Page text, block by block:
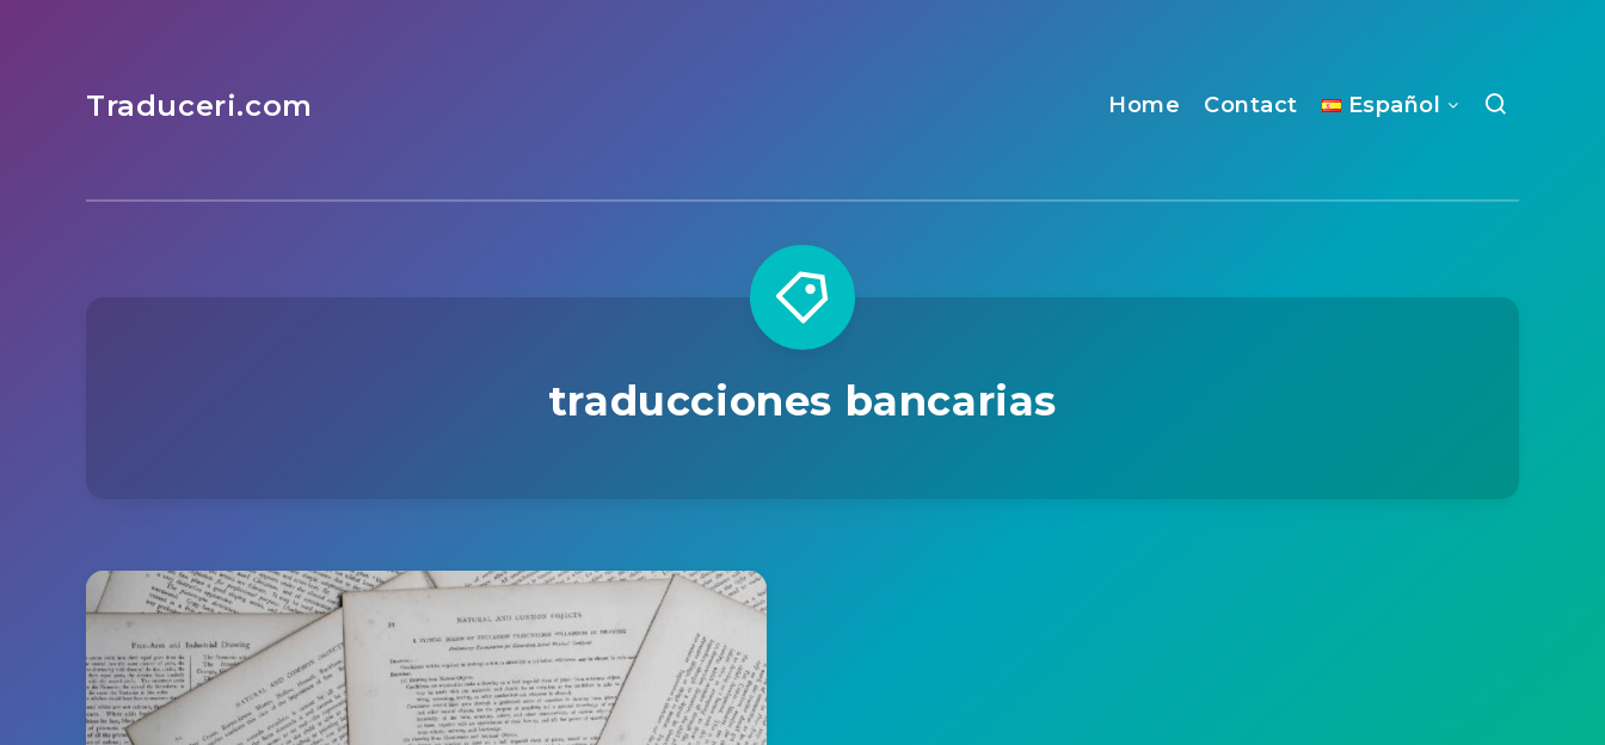
Traduceri.com Home Contact Español
traducciones bancarias